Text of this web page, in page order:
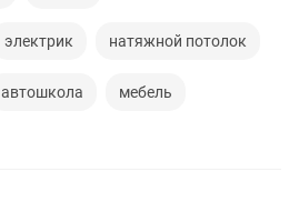
электрик натяжной потолок
автошкола мебель